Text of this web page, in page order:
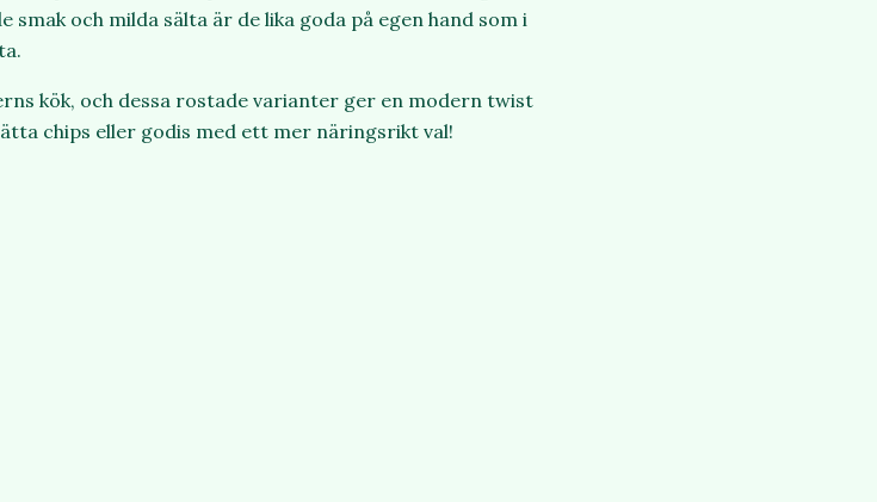
och milda sälta är de lika goda på egen hand som i
kök, och dessa rostade varianter ger en modern twist
chips eller godis med ett mer näringsrikt val!